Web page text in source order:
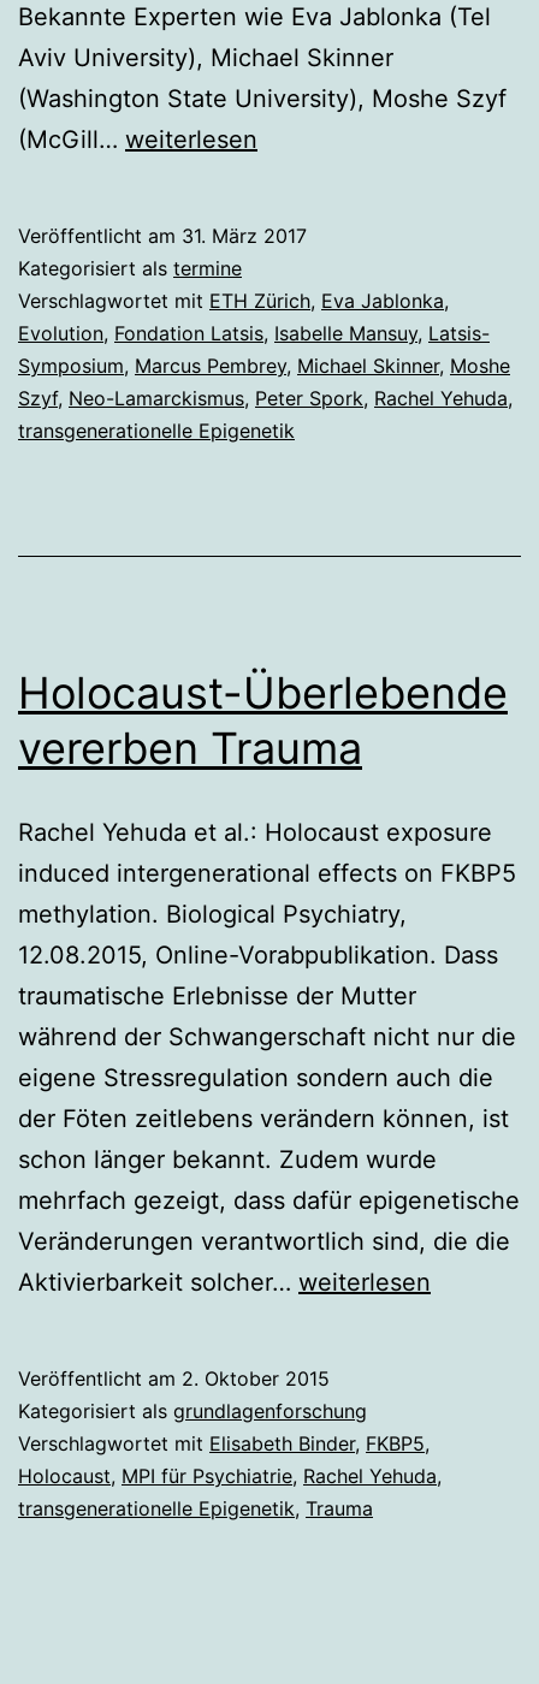
Bekannte Experten wie Eva Jablonka (Tel
Aviv University), Michael Skinner
(Washington State University), Moshe Szyf
(McGill… Zürich:
30.08.2017:
Transgenerationelle
epigenetische
Vererbung
weiterlesen
Veröffentlicht am 31. März 2017
Kategorisiert als termine
Verschlagwortet mit ETH Zürich, Eva Jablonka,
Evolution, Fondation Latsis, Isabelle Mansuy, Latsis-
Symposium, Marcus Pembrey, Michael Skinner, Moshe
Szyf, Neo-Lamarckismus, Peter Spork, Rachel Yehuda,
transgenerationelle Epigenetik
Holocaust-Überlebende
vererben Trauma
Rachel Yehuda et al.: Holocaust exposure
induced intergenerational effects on FKBP5
methylation. Biological Psychiatry,
12.08.2015, Online-Vorabpublikation. Dass
traumatische Erlebnisse der Mutter
während der Schwangerschaft nicht nur die
eigene Stressregulation sondern auch die
der Föten zeitlebens verändern können, ist
schon länger bekannt. Zudem wurde
mehrfach gezeigt, dass dafür epigenetische
Veränderungen verantwortlich sind, die die
Aktivierbarkeit solcher… Holocaust-
Trauma
weiterlesen
Veröffentlicht am 2. Oktober 2015
Kategorisiert als grundlagenforschung
Verschlagwortet mit Elisabeth Binder, FKBP5,
Holocaust, MPI für Psychiatrie, Rachel Yehuda,
transgenerationelle Epigenetik, Trauma